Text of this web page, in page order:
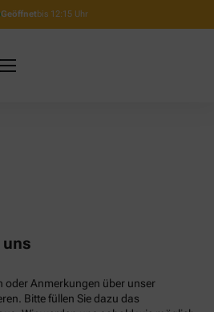
Geöffnetbis 12:15 Uhr
oder Anmerkungen über unser
Bitte füllen Sie dazu das